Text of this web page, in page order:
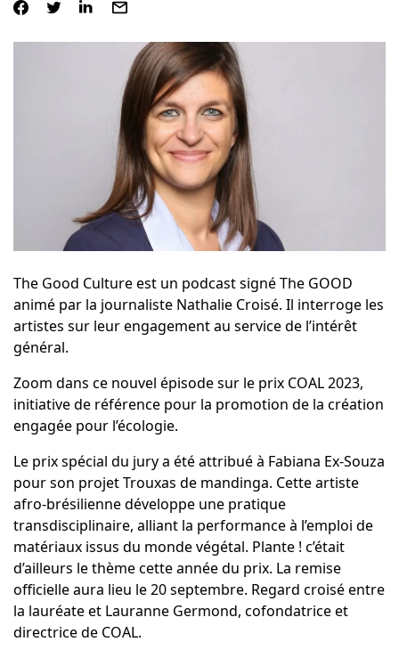
The Good Culture est un podcast signé The GOOD
animé par la journaliste Nathalie Croisé. Il interroge les
artistes sur leur engagement au service de l’intérêt
général.
Zoom dans ce nouvel épisode sur le prix COAL 2023,
initiative de référence pour la promotion de la création
engagée pour l’écologie.
Le prix spécial du jury a été attribué à Fabiana Ex-Souza
pour son projet Trouxas de mandinga. Cette artiste
afro-brésilienne développe une pratique
transdisciplinaire, alliant la performance à l’emploi de
matériaux issus du monde végétal. Plante ! c’était
d’ailleurs le thème cette année du prix. La remise
officielle aura lieu le 20 septembre. Regard croisé entre
la lauréate et Lauranne Germond, cofondatrice et
directrice de COAL.